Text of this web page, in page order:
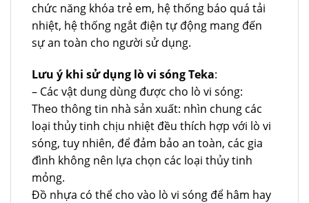
chức năng khóa trẻ em, hệ thống báo quá tải
nhiệt, hệ thống ngắt điện tự động mang đến
sự an toàn cho người sử dụng.
Lưu ý khi sử dụng lò vi sóng Teka:
– Các vật dung dùng được cho lò vi sóng:
Theo thông tin nhà sản xuất: nhìn chung các
loại thủy tinh chịu nhiệt đều thích hợp với lò vi
sóng, tuy nhiên, để đảm bảo an toàn, các gia
đình không nên lựa chọn các loại thủy tinh
mỏng.
Đồ nhựa có thể cho vào lò vi sóng để hâm hay